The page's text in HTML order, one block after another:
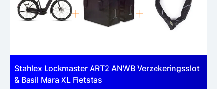
Stahlex Lockmaster ART2 ANWB Verzekeringsslot
& Basil Mara XL Fietstas